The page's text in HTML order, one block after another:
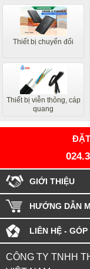
Thiết bị chuyển đổi
Thiết bị viễn thông, cáp
quang
GIỚI THIỆU
HƯỚNG DẪN
LIÊN HỆ - GÓP
CÔNG TY TNHH